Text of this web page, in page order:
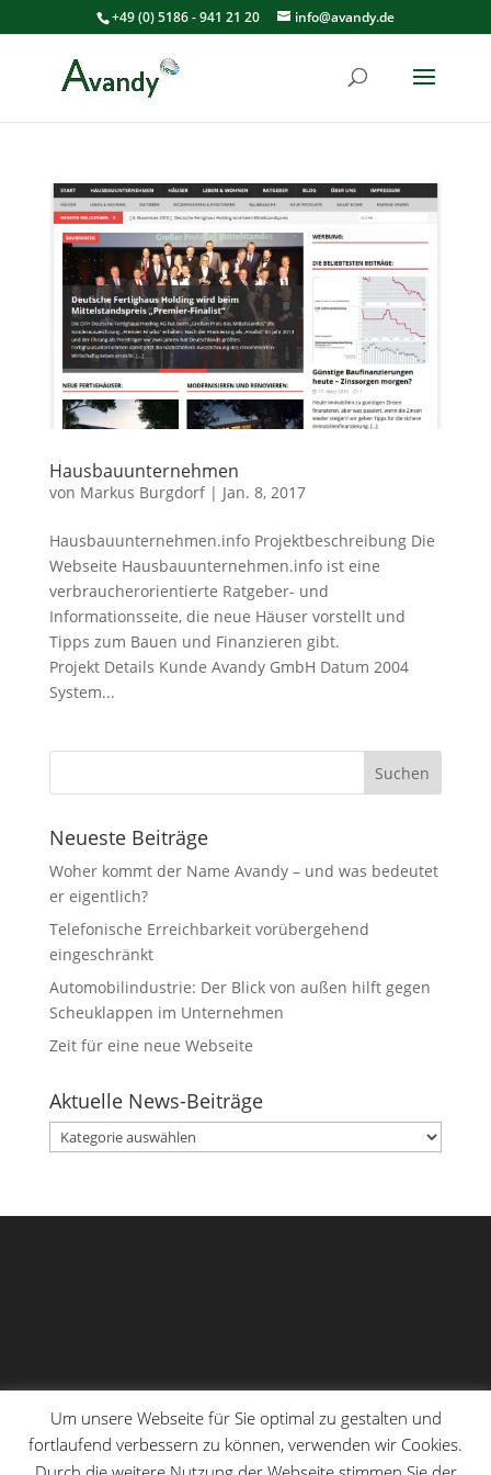
+49 (0) 5186 - 941 21 20 info@avandy.de
Hausbauunternehmen
von Markus Burgdorf| Jan. 8, 2017
Hausbauunternehmen.info Projektbeschreibung Die
Webseite Hausbauunternehmen.info ist eine
verbraucherorientierte Ratgeber- und
Informationsseite, die neue Häuser vorstellt und
Tipps zum Bauen und Finanzieren gibt.
Projekt Details Kunde Avandy GmbH Datum 2004
System...
Neueste Beiträge
Woher kommt der Name Avandy – und was bedeutet
er eigentlich?
Telefonische Erreichbarkeit vorübergehend
eingeschränkt
Automobilindustrie: Der Blick von außen hilft gegen
Scheuklappen im Unternehmen
Zeit für eine neue Webseite
Aktuelle News-Beiträge
Aktuelle
News-
Um unsere Webseite für Sie optimal zu gestalten und
fortlaufend verbessern zu können, verwenden wir Cookies.